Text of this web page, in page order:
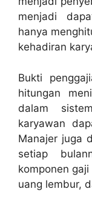
menjadi
hanya
kehadiran
Bukti
hitungan
dalam
karyawan
Manajer juga
setiap
komponen
uang lembur,